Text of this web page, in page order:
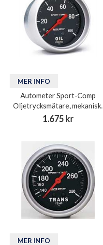
MER INFO
Autometer Sport-Comp
Oljetrycksmätare, mekanisk.
1.675 kr
MER INFO